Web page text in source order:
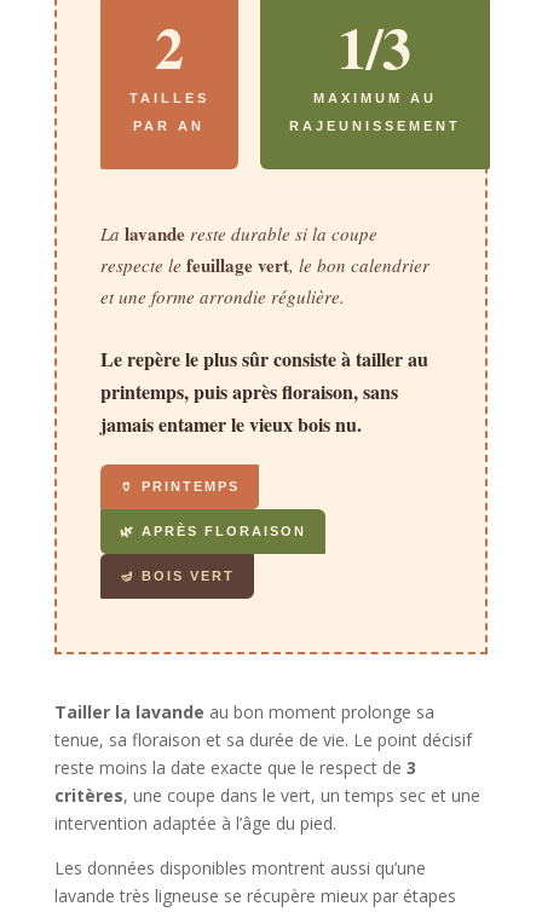
2
TAILLES
PAR AN
1/3
MAXIMUM AU
RAJEUNISSEMENT
La lavandereste durable si la coupe
respecte le feuillage vert, le bon calendrier
et une forme arrondie régulière.
Le repère le plus sûr consiste à tailler au
printemps, puis après floraison, sans
jamais entamer le vieux bois nu.
🏺 PRINTEMPS
🌿 APRÈS FLORAISON
🪔 BOIS VERT
Tailler la lavande au bon moment prolonge sa
tenue, sa floraison et sa durée de vie. Le point décisif
reste moins la date exacte que le respect de 3
critères, une coupe dans le vert, un temps sec et une
intervention adaptée à l’âge du pied.
Les données disponibles montrent aussi qu’une
lavande très ligneuse se récupère mieux par étapes